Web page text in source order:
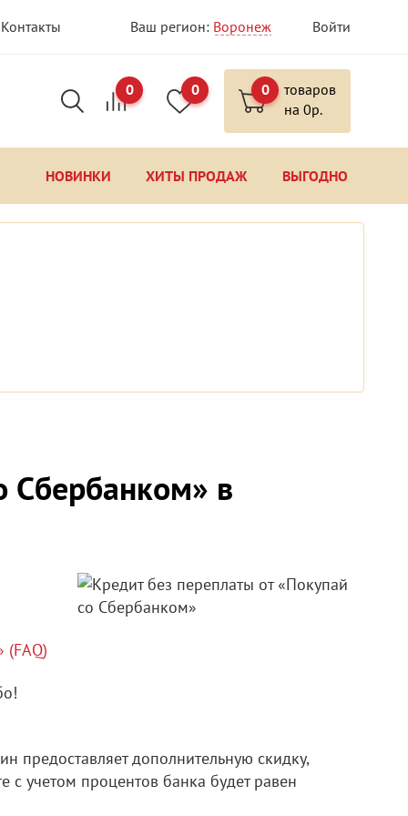
Контакты Ваш регион: Воронеж Войти
0 0 0
товаров
на 0р.
НОВИНКИ ХИТЫ ПРОДАЖ ВЫГОДНО
Сбербанком» в
(FAQ)
предоставляет дополнительную скидку,
с учетом процентов банка будет равен